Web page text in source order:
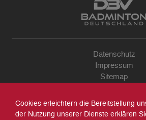
Datenschutz
Impressum
Sitemap
Archiv
Suche
Cookies erleichtern die Bereitstellung
der Nutzung unserer Dienste erklären